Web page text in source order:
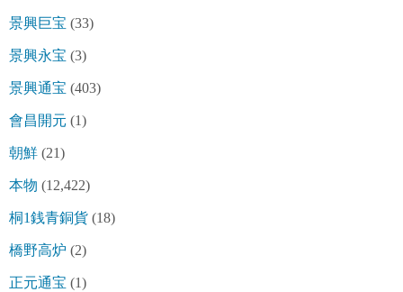
景興巨宝 (33)
景興永宝 (3)
景興通宝 (403)
會昌開元 (1)
朝鮮 (21)
本物 (12,422)
桐1銭青銅貨 (18)
橋野高炉 (2)
正元通宝 (1)